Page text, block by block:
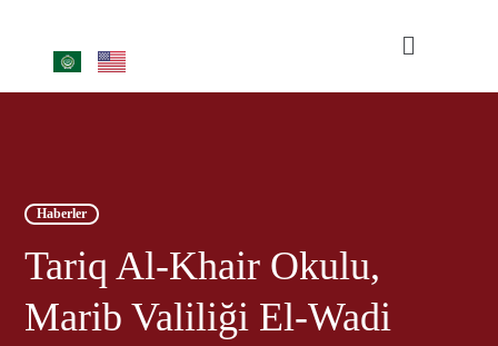
Haberler
Tariq Al-Khair Okulu,
Marib Valiliği El-Wadi